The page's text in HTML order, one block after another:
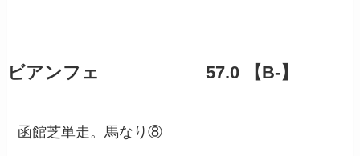
ビアンフェ 57.0 【B-】
函館芝単走。馬なり⑧